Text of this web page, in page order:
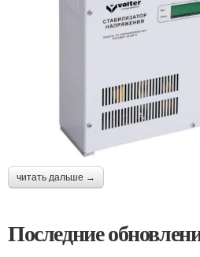
читать дальше →
Последние